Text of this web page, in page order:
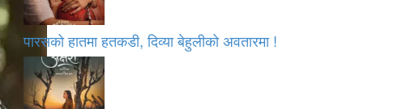
पारसको हातमा हतकडी, दिव्या बेहुलीको अवतारमा !